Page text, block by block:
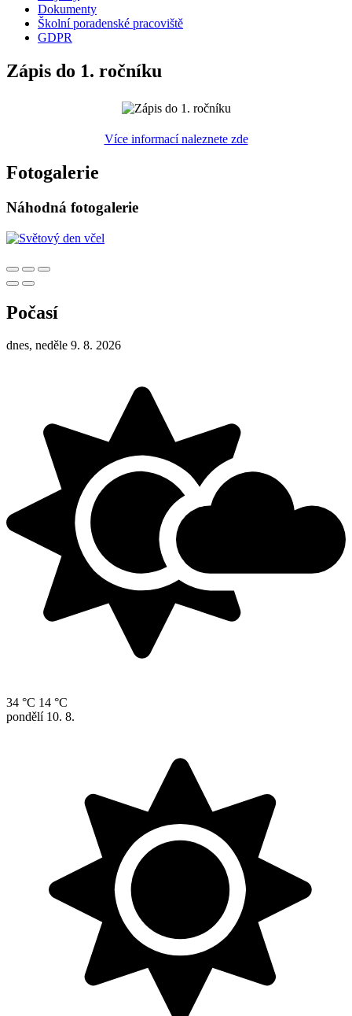
Dokumenty
Školní poradenské pracoviště
GDPR
Zápis do 1. ročníku
Více informací naleznete zde
Fotogalerie
Náhodná fotogalerie
Počasí
dnes, neděle 9. 8. 2026
34 °C 14 °C
pondělí 10. 8.